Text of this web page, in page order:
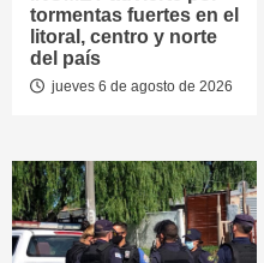
tormentas fuertes en el
litoral, centro y norte
del país
jueves 6 de agosto de 2026